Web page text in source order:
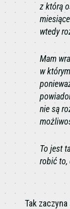
z którą
wtedy
Mam
w
nie są
To jest
robić to,
Tak zaczyna